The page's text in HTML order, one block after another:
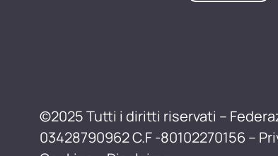
©2025 Tutti i diritti riservati –
03428790962 C.F -80102270156 –